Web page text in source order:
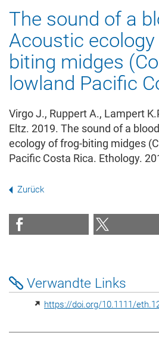
The sound of a
Acoustic ecology
biting midges
lowland Pacific
Virgo J., Ruppert A., Lampert
Eltz. 2019. The sound of a
ecology of frog‐biting midges
Pacific Costa Rica. Ethology.
Zurück
Verwandte Links
https://doi.org/10.1111/